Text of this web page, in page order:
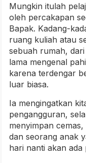
Mungkin itulah
oleh percakapan
Bapak. Kadang-
ruang kuliah atau
sebuah rumah,
lama mengenal
karena terdengar
luar biasa.
Ia mengingatkan
pengangguran,
menyimpan
dan seorang anak
hari nanti akan